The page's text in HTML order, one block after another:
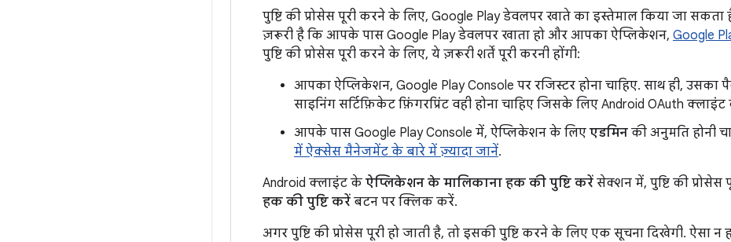
पुष्टि की प्रोसेस पूरी करने के लिए, Google Play डेवलपर खाते का इस्तेमाल किया जा
ज़रूरी है कि आपके पास Google Play डेवलपर खाता हो और आपका ऐप्लिकेशन, Google
पुष्टि की प्रोसेस पूरी करने के लिए, ये ज़रूरी शर्तें पूरी करनी होंगी:
आपका ऐप्लिकेशन, Google Play Console पर रजिस्टर होना चाहिए. साथ ही, उसका
साइनिंग सर्टिफ़िकेट फ़िंगरप्रिंट वही होना चाहिए जिसके लिए Android OAuth क्लाइंट
आपके पास Google Play Console में, ऐप्लिकेशन के लिए एडमिन की अनुमति होनी
में ऐक्सेस मैनेजमेंट के बारे में ज़्यादा जानें.
Android क्लाइंट के ऐप्लिकेशन के मालिकाना हक की पुष्टि करें सेक्शन में, पुष्टि की
हक की पुष्टि करें बटन पर क्लिक करें.
अगर पुष्टि की प्रोसेस पूरी हो जाती है, तो इसकी पुष्टि करने के लिए एक सूचना दिखेगी. ऐसा न